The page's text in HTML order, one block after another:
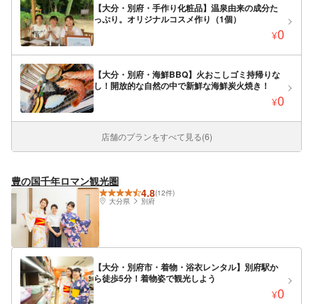
【大分・別府・手作り化粧品】温泉由来の成分た
っぷり。オリジナルコスメ作り（1個）
¥0
【大分・別府・海鮮BBQ】火おこしゴミ持帰りな
し！開放的な自然の中で新鮮な海鮮炭火焼き！
¥0
店舗のプランをすべて見る(6)
豊の国千年ロマン観光圏
4.8(12件)
大分県
別府
【大分・別府市・着物・浴衣レンタル】別府駅か
ら徒歩5分！着物姿で観光しよう
¥0